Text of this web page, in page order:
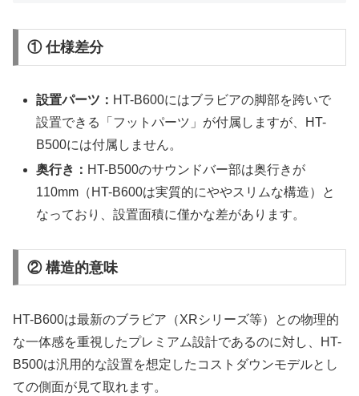
① 仕様差分
設置パーツ： HT-B600にはブラビアの脚部を跨いで
設置できる「フットパーツ」が付属しますが、HT-
B500には付属しません。
奥行き： HT-B500のサウンドバー部は奥行きが
110mm（HT-B600は実質的にややスリムな構造）と
なっており、設置面積に僅かな差があります。
② 構造的意味
HT-B600は最新のブラビア（XRシリーズ等）との物理的
な一体感を重視したプレミアム設計であるのに対し、HT-
B500は汎用的な設置を想定したコストダウンモデルとし
ての側面が見て取れます。